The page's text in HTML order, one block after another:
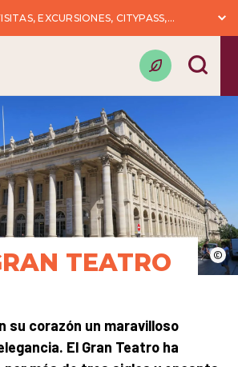
EXCURSIONES, CITYPASS,...
©
TEATRO
su corazón un maravilloso
El Gran Teatro ha